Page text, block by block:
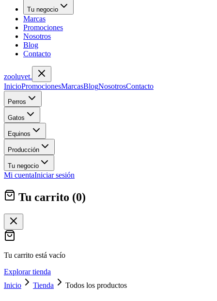
Tu negocio
Marcas
Promociones
Nosotros
Blog
Contacto
zooluvet.
InicioPromocionesMarcasBlogNosotrosContacto
Perros
Gatos
Equinos
Producción
Tu negocio
Mi cuentaIniciar sesión
Tu carrito (0)
Tu carrito está vacío
Explorar tienda
Inicio
Tienda Todos los productos